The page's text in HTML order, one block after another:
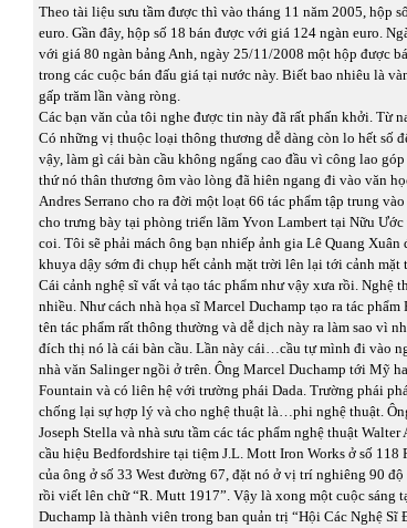
Theo tài liệu sưu tầm được thì vào tháng 11 năm 2005, hộp
euro. Gần đây, hộp số 18 bán được với giá 124 ngàn euro.
với giá 80 ngàn bảng Anh, ngày 25/11/2008 một hộp được
trong các cuộc bán đấu giá tại nước này. Biết bao nhiêu là
gấp trăm lần vàng ròng.
Các bạn văn của tôi nghe được tin này đã rất phấn khởi. Từ
Có những vị thuộc loại thông thương dễ dàng còn lo hết số
vậy, làm gì cái bàn cầu không ngẩng cao đầu vì công lao
thứ nó thân thương ôm vào lòng đã hiên ngang đi vào văn
Andres Serrano cho ra đời một loạt 66 tác phẩm tập trung
cho trưng bày tại phòng triển lãm Yvon Lambert tại Nữu
coi. Tôi sẽ phải mách ông bạn nhiếp ảnh gia Lê Quang
khuya dậy sớm đi chụp hết cảnh mặt trời lên lại tới cảnh mặt
Cái cảnh nghệ sĩ vất vả tạo tác phẩm như vậy xưa rồi. Nghệ
nhiều. Như cách nhà họa sĩ Marcel Duchamp tạo ra tác
tên tác phẩm rất thông thường và dễ dịch này ra làm sao vì
đích thị nó là cái bàn cầu. Lần này cái…cầu tự mình đi vào
nhà văn Salinger ngồi ở trên. Ông Marcel Duchamp tới Mỹ
Fountain và có liên hệ với trường phái Dada. Trường phái
chống lại sự hợp lý và cho nghệ thuật là…phi nghệ thuật.
Joseph Stella và nhà sưu tầm các tác phẩm nghệ thuật
cầu hiệu Bedfordshire tại tiệm J.L. Mott Iron Works ở số 118
của ông ở số 33 West đường 67, đặt nó ở vị trí nghiêng 90
rồi viết lên chữ “R. Mutt 1917”. Vậy là xong một cuộc sáng
Duchamp là thành viên trong ban quản trị “Hội Các Nghệ Sĩ